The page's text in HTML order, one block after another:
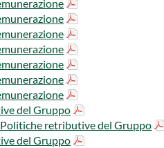
del Gruppo
retributive del Gruppo
del Gruppo